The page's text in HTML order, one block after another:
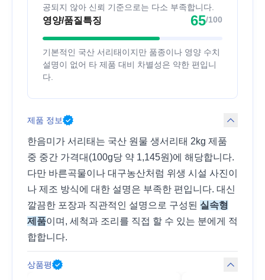
공되지 않아 신뢰 기준으로는 다소 부족합니다.
영양/품질특징 65/100
기본적인 국산 서리태이지만 품종이나 영양 수치
설명이 없어 타 제품 대비 차별성은 약한 편입니
다.
제품 정보
한음미가 서리태는 국산 원물 생서리태 2kg 제품
중 중간 가격대(100g당 약 1,145원)에 해당합니다.
다만 바른곡물이나 대구농산처럼 위생 시설 사진이
나 제조 방식에 대한 설명은 부족한 편입니다. 대신
깔끔한 포장과 직관적인 설명으로 구성된 실속형
제품이며, 세척과 조리를 직접 할 수 있는 분에게 적
합합니다.
상품평